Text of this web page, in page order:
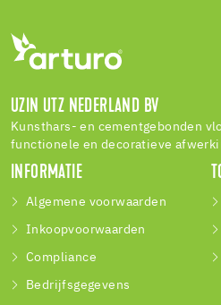
UZIN UTZ NEDERLAND BV
Kunsthars- en cementgebonden
functionele en decoratieve
INFORMATIE
Algemene voorwaarden
Inkoopvoorwaarden
Compliance
Bedrijfsgegevens